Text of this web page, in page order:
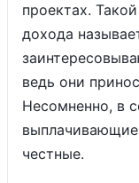
проектах.
дохода
ведь они
Несомненно, в
выплачивающие
честные.